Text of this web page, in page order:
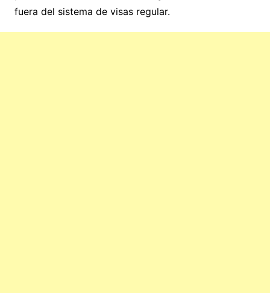
fuera del sistema de visas regular.